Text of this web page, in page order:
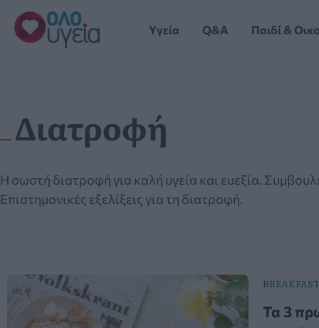
Μετάβαση
στο
περιεχόμενο
Yγεία Q&A Παιδί &
Διατροφή
Η σωστή διατροφή για καλή υγεία και ευεξία.
Επιστημονικές εξελίξεις για τη διατροφή.
BREAKFAST
Τα 3